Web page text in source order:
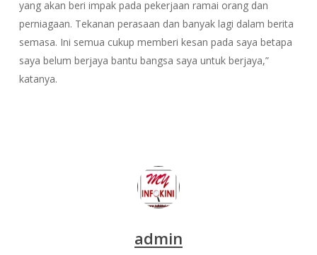
yang akan beri impak pada pekerjaan ramai orang dan
perniagaan. Tekanan perasaan dan banyak lagi dalam berita
semasa. Ini semua cukup memberi kesan pada saya betapa
saya belum berjaya bantu bangsa saya untuk berjaya,”
katanya.
admin